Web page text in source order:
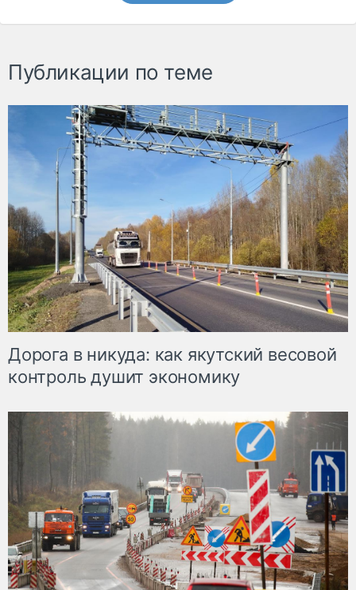
Публикации по теме
Дорога в никуда: как якутский весовой
контроль душит экономику